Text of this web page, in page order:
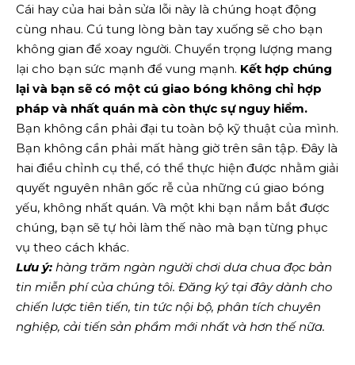
Cái hay của hai bản sửa lỗi này là chúng hoạt động
cùng nhau. Cú tung lòng bàn tay xuống sẽ cho bạn
không gian để xoay người. Chuyển trọng lượng mang
lại cho bạn sức mạnh để vung mạnh. Kết hợp chúng
lại và bạn sẽ có một cú giao bóng không chỉ hợp
pháp và nhất quán mà còn thực sự nguy hiểm.
Bạn không cần phải đại tu toàn bộ kỹ thuật của mình.
Bạn không cần phải mất hàng giờ trên sân tập. Đây là
hai điều chỉnh cụ thể, có thể thực hiện được nhằm giải
quyết nguyên nhân gốc rễ của những cú giao bóng
yếu, không nhất quán. Và một khi bạn nắm bắt được
chúng, bạn sẽ tự hỏi làm thế nào mà bạn từng phục
vụ theo cách khác.
Lưu ý: hàng trăm ngàn người chơi dưa chua đọc bản
tin miễn phí của chúng tôi. Đăng ký tại đâydành cho
chiến lược tiên tiến, tin tức nội bộ, phân tích chuyên
nghiệp, cải tiến sản phẩm mới nhất và hơn thế nữa.